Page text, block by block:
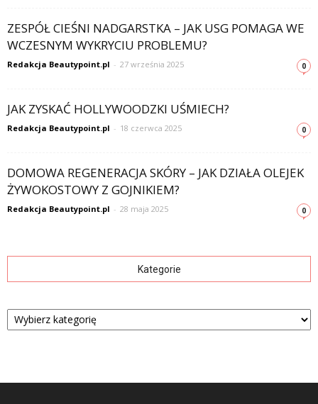
ZESPÓŁ CIEŚNI NADGARSTKA – JAK USG POMAGA WE
WCZESNYM WYKRYCIU PROBLEMU?
Redakcja Beautypoint.pl - 27 września 2025 0
JAK ZYSKAĆ HOLLYWOODZKI UŚMIECH?
Redakcja Beautypoint.pl - 18 czerwca 2025 0
DOMOWA REGENERACJA SKÓRY – JAK DZIAŁA OLEJEK
ŻYWOKOSTOWY Z GOJNIKIEM?
Redakcja Beautypoint.pl - 28 maja 2025 0
Kategorie
Kategorie